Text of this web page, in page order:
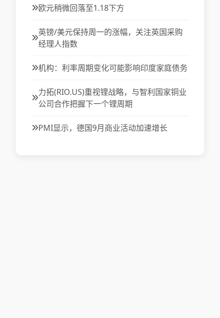
欧元稍微回落至1.18下方
英镑/美元保持周一的涨幅，关注英国采购
经理人指数
机构：利率周期变化可能影响印度家庭债务
力拓(RIO.US)重视锂战略，与智利国家铜业
公司合作把握下一个锂周期
PMI显示，德国9月商业活动加速增长